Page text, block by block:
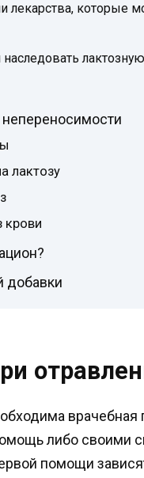
лекарства, которые
наследовать
непереносимости
лактозу
крови
добавки
либо своими
помощи